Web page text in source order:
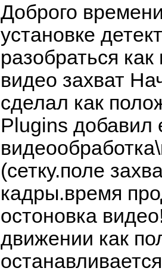
Доброго
установке
разобраться
видео захват
сделал как
Plugins добавил
(сетку.поле
кадры.время
остоновка
движении как